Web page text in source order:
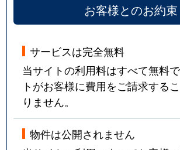
お客様とのお約束
サービスは完全無料
当サイトの利用料はすべて無料
トがお客様に費用をご請求する
りません。
物件は公開されません